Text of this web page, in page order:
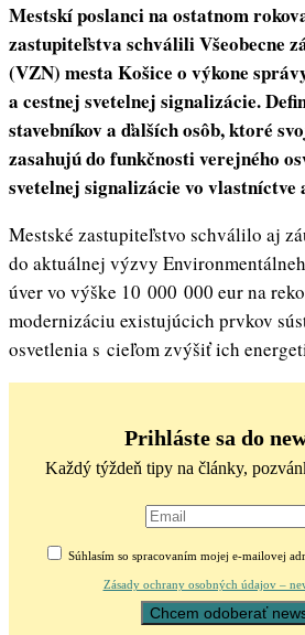
Mestskí poslanci na ostatnom
zastupiteľstva schválili Všeobecne
(VZN) mesta Košice o výkone
a cestnej svetelnej signalizácie.
stavebníkov a ďalších osôb, ktoré
zasahujú do funkčnosti verejného
svetelnej signalizácie vo vlastníctve
Mestské zastupiteľstvo schválilo aj
do aktuálnej výzvy
úver vo výške 10 000 000 eur na
modernizáciu existujúcich prvkov
osvetlenia s cieľom zvýšiť ich
Prihláste sa do
Každý týždeň tipy na články,
Súhlasím so spracovaním mojej e-mailovej
Zásady ochrany osobných údajov –